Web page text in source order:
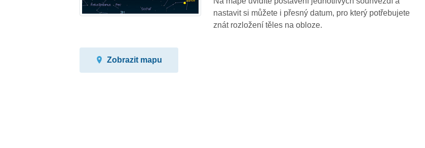
nastavit si můžete i přesný datum, pro který potřebujete
znát rozložení těles na obloze.
Zobrazit mapu